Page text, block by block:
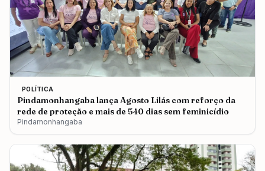
POLÍTICA
Pindamonhangaba lança Agosto Lilás com reforço da
rede de proteção e mais de 540 dias sem feminicídio
Pindamonhangaba